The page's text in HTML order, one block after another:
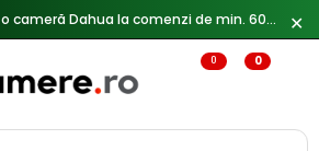
✕
0 0